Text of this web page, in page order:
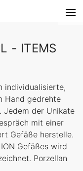
- ITEMS
individualisierte,
Hand gedrehte
Jedem der Unikate
mit einer
Gefäße herstelle.
Gefäßes wird
Porzellan